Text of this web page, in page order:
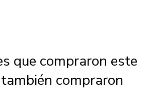
que compraron este
compraron